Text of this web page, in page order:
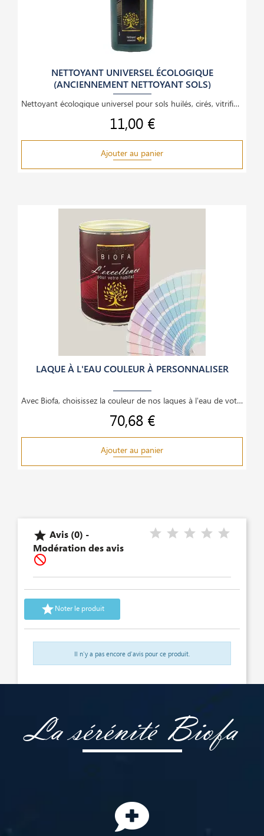
NETTOYANT UNIVERSEL ÉCOLOGIQUE
(ANCIENNEMENT NETTOYANT SOLS)
Nettoyant écologique universel pour sols huilés, cirés, vitrifiés, carrelages, boiseries et
Prix
11,00 €
Ajouter au panier
LAQUE À L'EAU COULEUR À PERSONNALISER
Avec Biofa, choisissez la couleur de nos laques à l'eau de votre choix! il suffit de nous
Prix
70,68 €
Ajouter au panier
 Avis (0) -
Modération des avis

Noter le produit
Il n'y a pas encore d'avis pour ce produit.
La sérénité Biofa